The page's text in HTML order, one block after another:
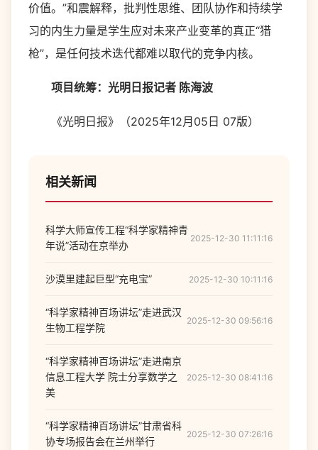
价值。”和震解释，批判性思维、团队协作和持续学
习的内生力量是学生应对未来产业变革的真正“猎
枪”，是任何技术迭代都难以取代的竞争内核。
项目统筹：光明日报记者 陈海波
《光明日报》（2025年12月05日 07版）
相关新闻
科学大师宣传工程“科学家精神青
年说”活动在京举办
2025-12-30 11:11:16
沙漠里建起巨型“充电宝” 2025-12-30 10:11:16
“科学家精神百场讲坛”走进武汉
生物工程学院
2025-12-30 09:56:16
“科学家精神百场讲坛”走进南京
信息工程大学 院士分享数学之
美
2025-12-30 08:41:16
“科学家精神百场讲坛”甘肃省科
协专场报告会在兰州举行
2025-12-30 07:26:16